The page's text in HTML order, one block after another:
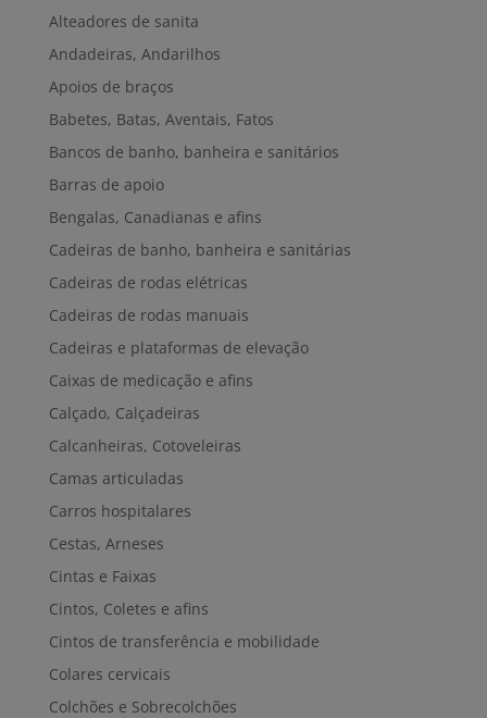
Alteadores de sanita
Andadeiras, Andarilhos
Apoios de braços
Babetes, Batas, Aventais, Fatos
Bancos de banho, banheira e sanitários
Barras de apoio
Bengalas, Canadianas e afins
Cadeiras de banho, banheira e sanitárias
Cadeiras de rodas elétricas
Cadeiras de rodas manuais
Cadeiras e plataformas de elevação
Caixas de medicação e afins
Calçado, Calçadeiras
Calcanheiras, Cotoveleiras
Camas articuladas
Carros hospitalares
Cestas, Arneses
Cintas e Faixas
Cintos, Coletes e afins
Cintos de transferência e mobilidade
Colares cervicais
Colchões e Sobrecolchões